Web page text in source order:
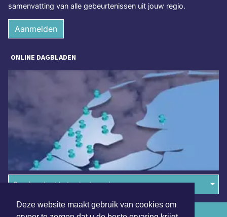
Deze website maakt gebruik van cookies om
samenvatting van alle gebeurtenissen uit jouw regio.
Aanmelden
ONLINE DAGBLADEN
Overige dagbladen in de regio
Algemene voorwaarden